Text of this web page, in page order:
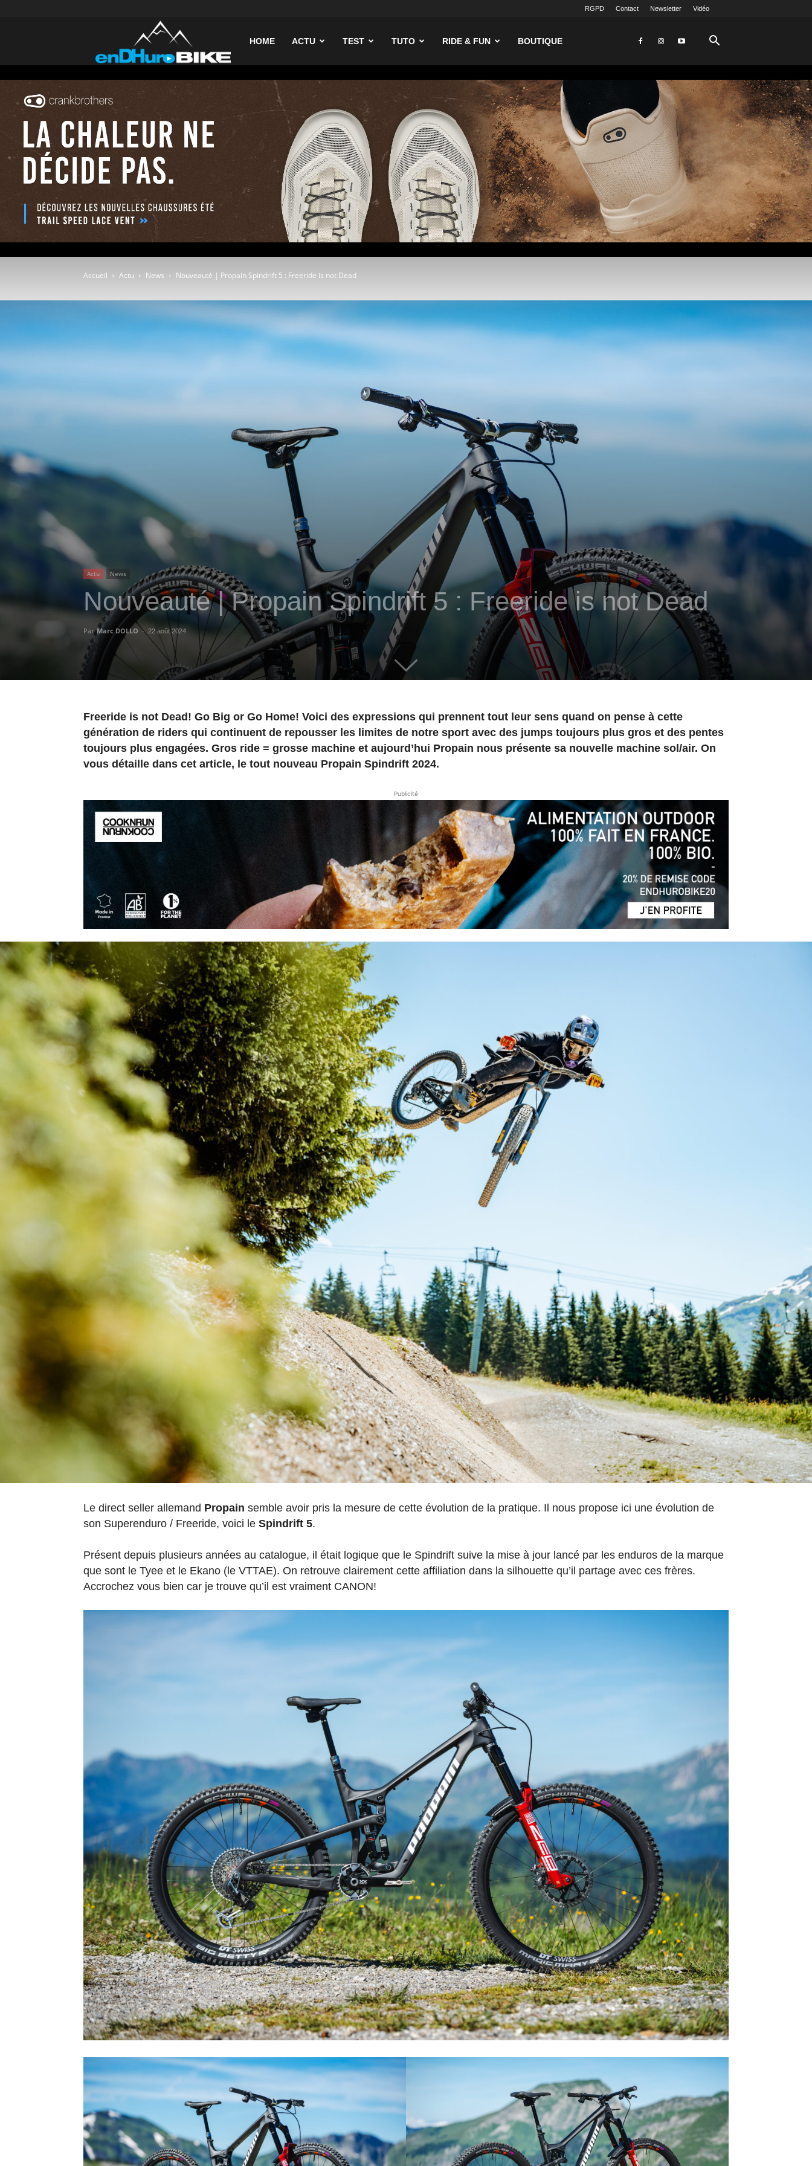
RGPD Contact Newsletter Vidéo
enDHurobike
HOME ACTU TEST TUTO RIDE & FUN BOUTIQUE
Accueil Actu News Nouveauté | Propain Spindrift 5 : Freeride is not Dead
Actu News
Nouveauté | Propain Spindrift 5 : Freeride is not Dead
Par Marc DOLLO - 22 août 2024
Freeride is not Dead! Go Big or Go Home! Voici des expressions qui prennent tout leur sens quand on pense à cette
génération de riders qui continuent de repousser les limites de notre sport avec des jumps toujours plus gros et des pentes
toujours plus engagées. Gros ride = grosse machine et aujourd’hui Propain nous présente sa nouvelle machine sol/air. On
vous détaille dans cet article, le tout nouveau Propain Spindrift 2024.
Publicité
Le direct seller allemand Propain semble avoir pris la mesure de cette évolution de la pratique. Il nous propose ici une évolution de
son Superenduro / Freeride, voici le Spindrift 5.
Présent depuis plusieurs années au catalogue, il était logique que le Spindrift suive la mise à jour lancé par les enduros de la marque
que sont le Tyee et le Ekano (le VTTAE). On retrouve clairement cette affiliation dans la silhouette qu’il partage avec ces frères.
Accrochez vous bien car je trouve qu’il est vraiment CANON!